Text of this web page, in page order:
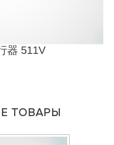
器 511V
ТОВАРЫ